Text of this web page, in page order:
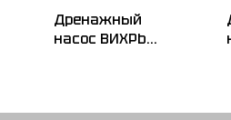
Дренажный
насос ВИХРЬ